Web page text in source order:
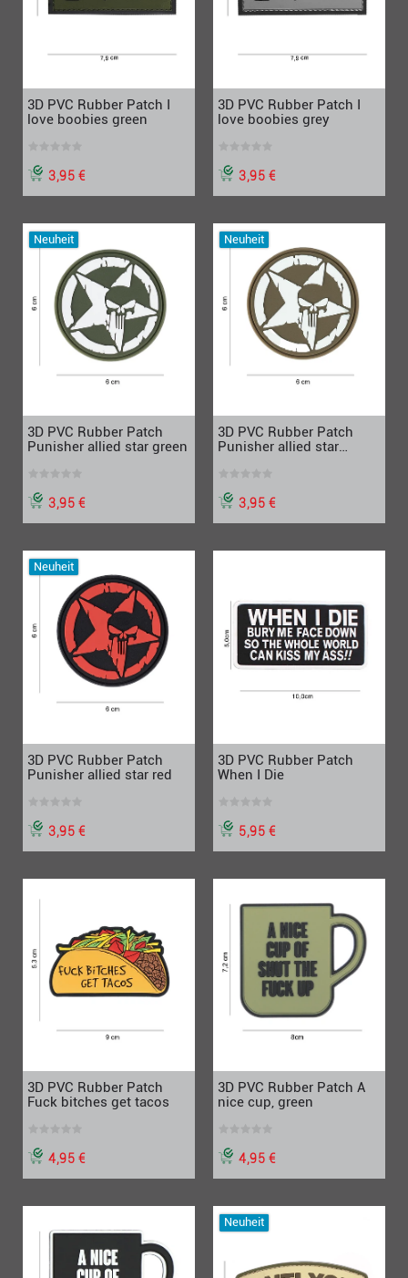
3D PVC Rubber Patch I
love boobies green
3,95 €
3D PVC Rubber Patch I
love boobies grey
3,95 €
Neuheit
3D PVC Rubber Patch
Punisher allied star green
3,95 €
Neuheit
3D PVC Rubber Patch
Punisher allied star
3,95 €
Neuheit
3D PVC Rubber Patch
Punisher allied star red
3,95 €
3D PVC Rubber Patch
When I Die
5,95 €
3D PVC Rubber Patch
Fuck bitches get tacos
4,95 €
3D PVC Rubber Patch A
nice cup, green
4,95 €
Neuheit